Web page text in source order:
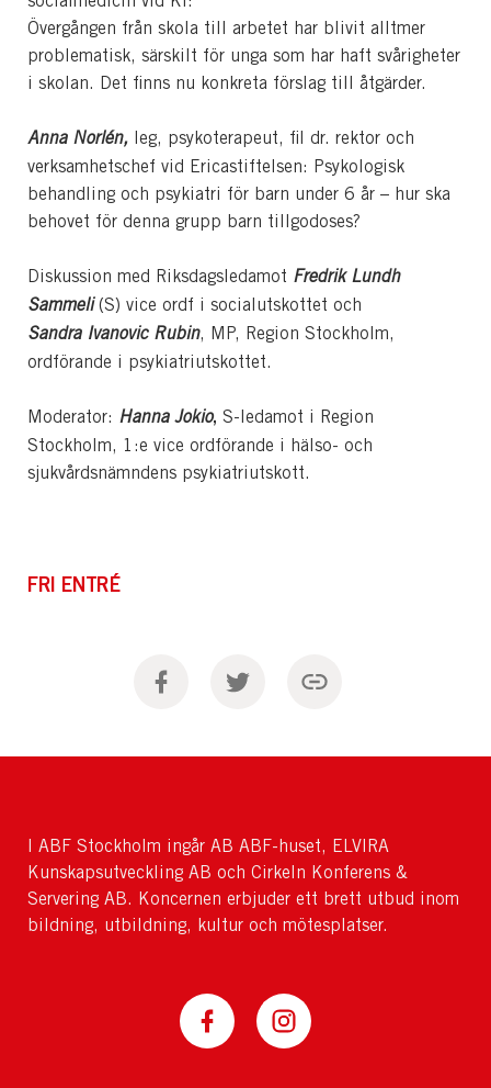
Övergången från skola till arbetet har blivit alltmer
problematisk, särskilt för unga som har haft svårigheter
i skolan. Det finns nu konkreta förslag till åtgärder.
Anna Norlén, leg, psykoterapeut, fil dr. rektor och
verksamhetschef vid Ericastiftelsen: Psykologisk
behandling och psykiatri för barn under 6 år – hur ska
behovet för denna grupp barn tillgodoses?
Diskussion med Riksdagsledamot Fredrik Lundh
Sammeli(S) vice ordf i socialutskottet och
Sandra Ivanovic Rubin, MP, Region Stockholm,
ordförande i psykiatriutskottet.
Moderator: Hanna Jokio, S-ledamot i Region
Stockholm, 1:e vice ordförande i hälso- och
sjukvårdsnämndens psykiatriutskott.
FRI ENTRÉ
I ABF Stockholm ingår AB ABF-huset, ELVIRA
Kunskapsutveckling AB och Cirkeln Konferens &
Servering AB. Koncernen erbjuder ett brett utbud inom
bildning, utbildning, kultur och mötesplatser.